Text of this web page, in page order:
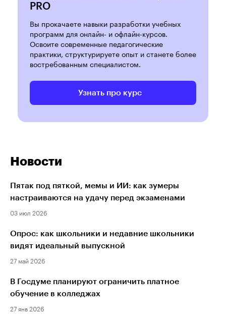
PRO
Вы прокачаете навыки разработки учебных
программ для онлайн- и офлайн-курсов.
Освоите современные педагогические
практики, структурируете опыт и станете более
востребованным специалистом.
Узнать про курс
Новости
Пятак под пяткой, мемы и ИИ: как зумеры
настраиваются на удачу перед экзаменами
03 июл 2026
Опрос: как школьники и недавние школьники
видят идеальный выпускной
27 май 2026
В Госдуме планируют ограничить платное
обучение в колледжах
27 янв 2026